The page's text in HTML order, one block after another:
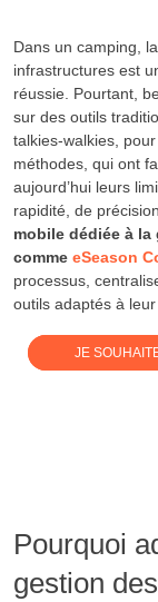
Dans un camping,
infrastructures est
réussie. Pourtant,
sur des outils
talkies-walkies,
méthodes, qui ont
aujourd’hui leurs
rapidité, de
mobile dédiée à
comme eSeason
processus,
outils adaptés à leur
JE
Pourquoi
gestion